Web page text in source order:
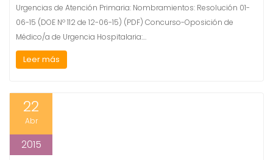
Urgencias de Atención Primaria: Nombramientos: Resolución 01-
06-15 (DOE Nº 112 de 12-06-15) (PDF) Concurso-Oposición de
Médico/a de Urgencia Hospitalaria:…
Leer más
22
Abr
2015